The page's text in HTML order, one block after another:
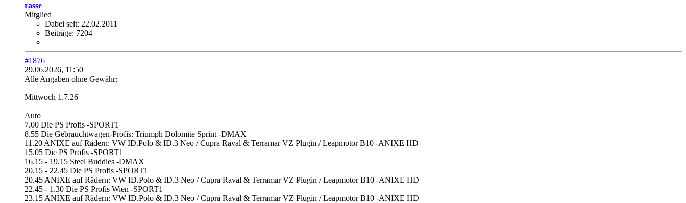
rasse
Mitglied
Dabei seit: 22.02.2011
Beiträge: 7204
#1876
29.06.2026, 11:50
Alle Angaben ohne Gewähr:
Mittwoch 1.7.26
Auto
7.00 Die PS Profis -SPORT1
8.55 Die Gebrauchtwagen-Profis: Triumph Dolomite Sprint -DMAX
11.20 ANIXE auf Rädern: VW ID.Polo & ID.3 Neo / Cupra Raval & Terramar VZ Plugin / Leapmotor B10 -ANIXE HD
15.05 Die PS Profis -SPORT1
16.15 - 19.15 Steel Buddies -DMAX
20.15 - 22.45 Die PS Profis -SPORT1
20.45 ANIXE auf Rädern: VW ID.Polo & ID.3 Neo / Cupra Raval & Terramar VZ Plugin / Leapmotor B10 -ANIXE HD
22.45 - 1.30 Die PS Profis Wien -SPORT1
23.15 ANIXE auf Rädern: VW ID.Polo & ID.3 Neo / Cupra Raval & Terramar VZ Plugin / Leapmotor B10 -ANIXE HD